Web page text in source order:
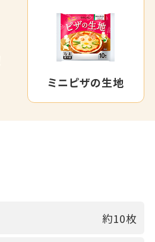
ミニピザの生地
約10枚